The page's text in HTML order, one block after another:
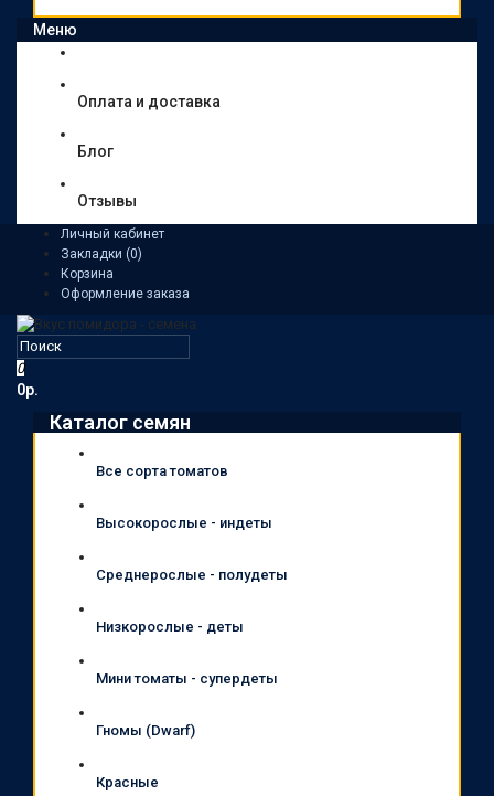
Меню
Оплата и доставка
Блог
Отзывы
Личный кабинет
Закладки (0)
Корзина
Оформление заказа
0
0р.
Каталог семян
Все сорта томатов
Высокорослые - индеты
Среднерослые - полудеты
Низкорослые - деты
Мини томаты - супердеты
Гномы (Dwarf)
Красные